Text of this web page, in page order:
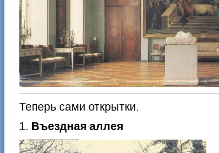
Теперь сами открытки.
1. Въездная аллея